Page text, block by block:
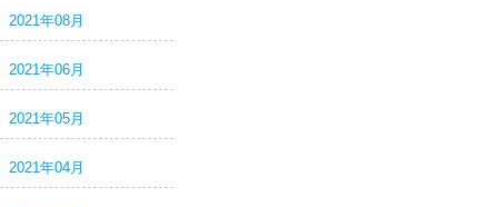
2021年08月
2021年06月
2021年05月
2021年04月